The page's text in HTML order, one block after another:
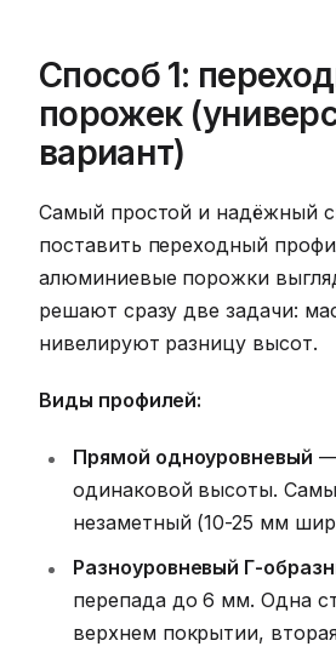
Способ 1:
порожек
вариант)
Самый простой и надёжный
поставить переходный
алюминиевые порожки
решают сразу две задачи:
нивелируют разницу высот.
Виды профилей:
Прямой одноуровневый —
одинаковой высоты.
незаметный (10-25 мм
Разноуровневый Г-
перепада до 6 мм. Одна
верхнем покрытии,